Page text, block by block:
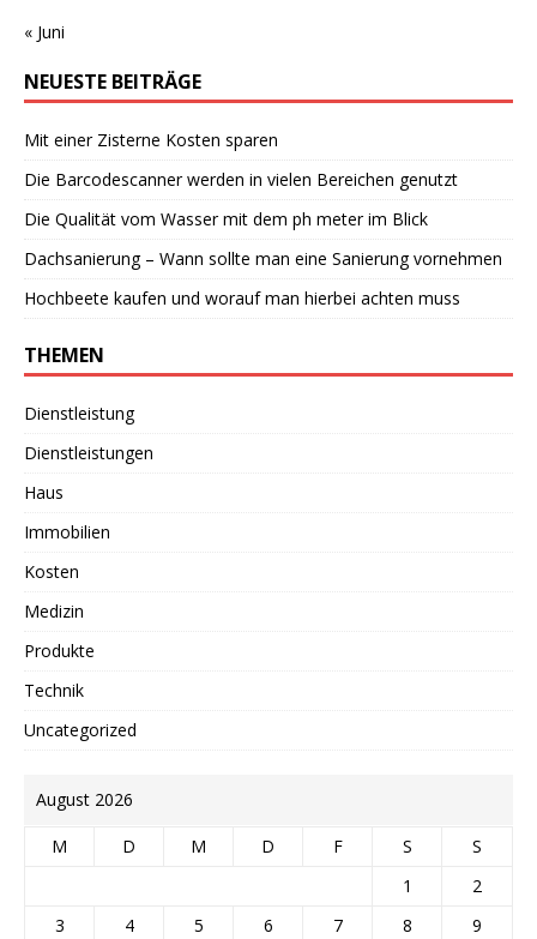
« Juni
NEUESTE BEITRÄGE
Mit einer Zisterne Kosten sparen
Die Barcodescanner werden in vielen Bereichen genutzt
Die Qualität vom Wasser mit dem ph meter im Blick
Dachsanierung – Wann sollte man eine Sanierung vornehmen
Hochbeete kaufen und worauf man hierbei achten muss
THEMEN
Dienstleistung
Dienstleistungen
Haus
Immobilien
Kosten
Medizin
Produkte
Technik
Uncategorized
August 2026
M D M D F S
S
1
2
3
4 5 6 7 8
9